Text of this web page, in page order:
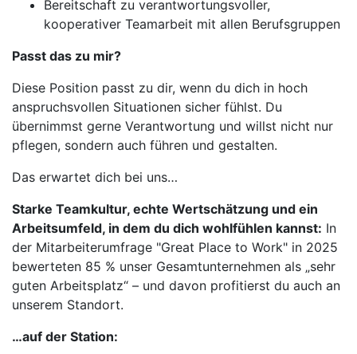
Bereitschaft zu verantwortungsvoller,
kooperativer Teamarbeit mit allen Berufsgruppen
Passt das zu mir?
Diese Position passt zu dir, wenn du dich in hoch
anspruchsvollen Situationen sicher fühlst. Du
übernimmst gerne Verantwortung und willst nicht nur
pflegen, sondern auch führen und gestalten.
Das erwartet dich bei uns…
Starke Teamkultur, echte Wertschätzung und ein
Arbeitsumfeld, in dem du dich wohlfühlen kannst: In
der Mitarbeiterumfrage "Great Place to Work" in 2025
bewerteten 85 % unser Gesamtunternehmen als „sehr
guten Arbeitsplatz“ – und davon profitierst du auch an
unserem Standort.
…auf der Station: